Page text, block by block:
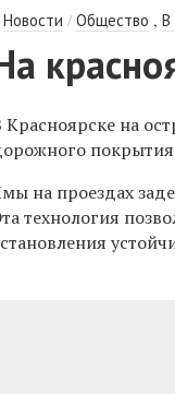
Новости /Общество ,В
Красноярске на
на проездах
технология